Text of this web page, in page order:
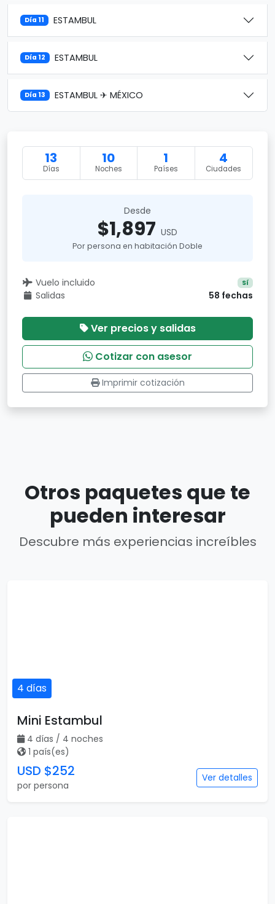
Día 11 ESTAMBUL
Día 12 ESTAMBUL
Día 13 ESTAMBUL ✈ MÉXICO
13
Días
10
Noches
1
Países
4
Ciudades
Desde
$1,897 USD
Por persona en habitación Doble
Vuelo incluido Sí
Salidas 58 fechas
Ver precios y salidas
Cotizar con asesor
Imprimir cotización
Otros paquetes que te
pueden interesar
Descubre más experiencias increíbles
4 días
Mini Estambul
4 días / 4 noches
1 país(es)
USD $252
por persona
Ver detalles